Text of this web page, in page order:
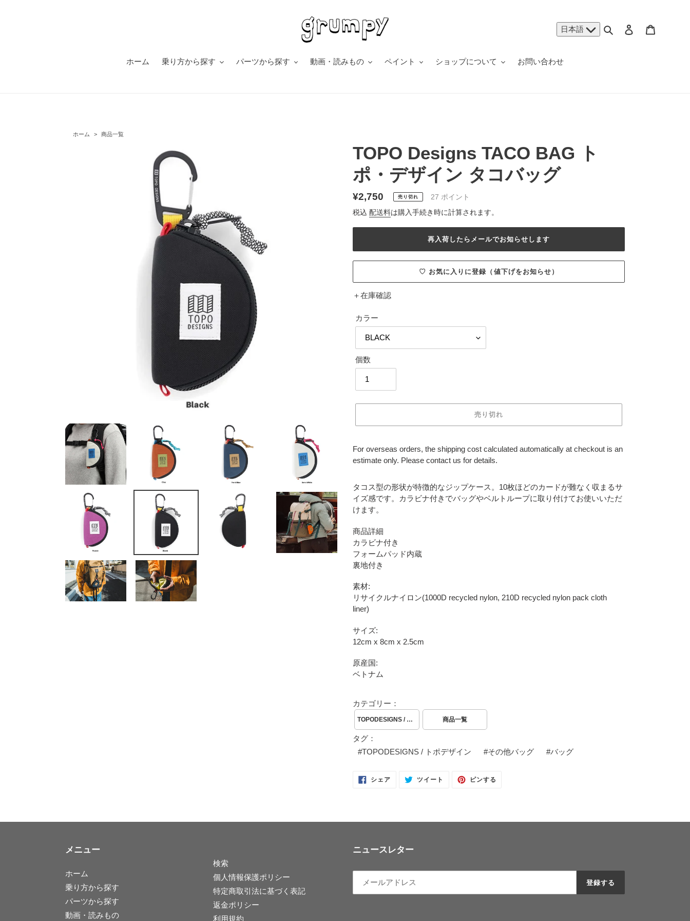
日本語 検索 ログイン
ホーム 乗り方から探す パーツから探す 動画・読みもの ペイント ショップについて お問い合わせ
ホーム > 商品一覧
TOPO Designs TACO BAG ト
ポ・デザイン タコバッグ
通
常
価
¥2,750 売り切れ 27 ポイント
税込 配送料は購入手続き時に計算されます。
再入荷したらメールでお知らせします
♡ お気に入りに登録（値下げをお知らせ）
＋在庫確認
カラー
個数
売り切れ
For overseas orders, the shipping cost calculated automatically at checkout is an
estimate only. Please contact us for details.
ー
ト
に
商
品
を
追
加
す
る
タコス型の形状が特徴的なジップケース。10枚ほどのカードが難なく収まるサ
イズ感です。カラビナ付きでバッグやベルトループに取り付けてお使いいただ
けます。
商品詳細
カラビナ付き
フォームパッド内蔵
裏地付き
素材:
リサイクルナイロン(1000D recycled nylon, 210D recycled nylon pack cloth
liner)
サイズ:
12cm x 8cm x 2.5cm
原産国:
ベトナム
カテゴリー：
TOPODESIGNS / トポデザイン 商品一覧
タグ：
#TOPODESIGNS / トポデザイン #その他バッグ #バッグ
シェアFACEBOOKツイート
TWITTERピンする
メニュー
ホーム
乗り方から探す
パーツから探す
動画・読みもの
検索
個人情報保護ポリシー
特定商取引法に基づく表記
返金ポリシー
利用規約
ニュースレター
登録する